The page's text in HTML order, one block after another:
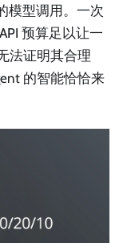
模型调用。一次
预算足以让一
法证明其合理
的智能恰恰来